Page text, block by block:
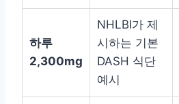
하루
2,300mg
NHLBI가 제
시하는 기본
DASH 식단
예시